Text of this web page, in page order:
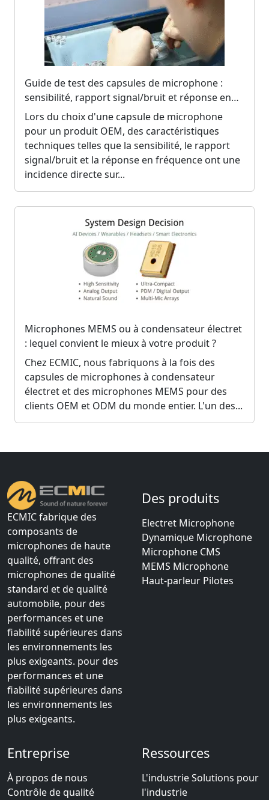
Guide de test des capsules de microphone :
sensibilité, rapport signal/bruit et réponse en
fréquence
Lors du choix d'une capsule de microphone
pour un produit OEM, des caractéristiques
techniques telles que la sensibilité, le rapport
signal/bruit et la réponse en fréquence ont une
incidence directe sur...
Microphones MEMS ou à condensateur électret
: lequel convient le mieux à votre produit ?
Chez ECMIC, nous fabriquons à la fois des
capsules de microphones à condensateur
électret et des microphones MEMS pour des
clients OEM et ODM du monde entier. L'un des...
ECMIC fabrique des
composants de
microphones de haute
qualité, offrant des
microphones de qualité
standard et de qualité
automobile, pour des
performances et une
fiabilité supérieures dans
les environnements les
plus exigeants. pour des
performances et une
fiabilité supérieures dans
les environnements les
plus exigeants.
Des produits
Electret Microphone
Dynamique Microphone
Microphone CMS
MEMS Microphone
Haut-parleur Pilotes
Entreprise
À propos de nous
Contrôle de qualité
Ressources
L'industrie Solutions pour
l'industrie